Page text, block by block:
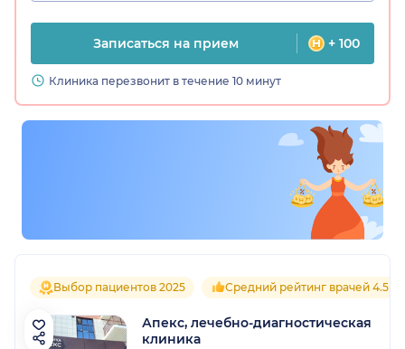
Записаться на прием + 100
Клиника перезвонит в течение 10 минут
Выбор пациентов 2025 Средний рейтинг врачей 4.5
Апекс, лечебно-диагностическая
клиника